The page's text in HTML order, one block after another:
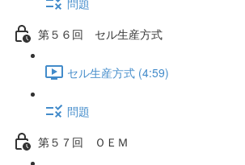
第５６回 セル生産方式
セル生産方式 (4:59)
問題
第５７回 ＯＥＭ